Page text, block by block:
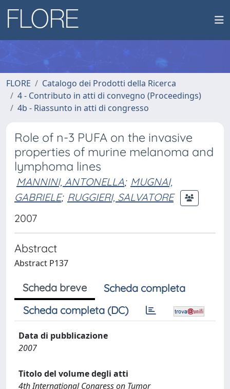
FLORE
Catalogo dei Prodotti della Ricerca
4 - Contributo in atti di convegno (Proceedings)
4b - Riassunto in atti di congresso
Role of n-3 PUFA on the invasive
properties of murine melanoma and
lymphoma lines
MANNINI, ANTONELLA; MUGNAI,
GABRIELE; RUGGIERI, SALVATORE
2007
Abstract
Abstract P137
Scheda breve
Scheda completa
Scheda completa (DC)
Data di pubblicazione
2007
Titolo del volume degli atti
4th International Congress on Tumor